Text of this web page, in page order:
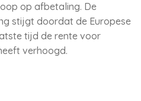
op afbetaling. De
stijgt doordat de Europese
tijd de rente voor
verhoogd.